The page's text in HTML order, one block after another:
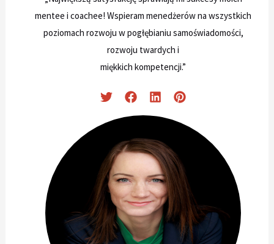
mentee i coachee! Wspieram menedżerów na wszystkich
poziomach rozwoju w pogłębianiu samoświadomości,
rozwoju twardych i
miękkich kompetencji.”